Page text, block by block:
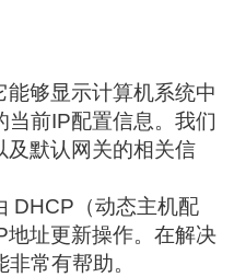
能够显示计算机系统中
当前IP配置信息。我们
及默认网关的相关信
DHCP（动态主机配
地址更新操作。在解决
常有帮助。